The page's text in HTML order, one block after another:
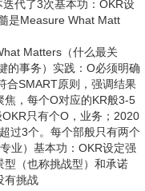
：今，全公司全体领使
、报。经验3：练好三个
业需求：企业的需求是什
：3-5个达成标的结果，
KR的完成度做回顾，发
好的标决定切认知：认知
讨论和迭代实践：通过共
共创，所以不存在拆解，
的前提下，设定本部（）